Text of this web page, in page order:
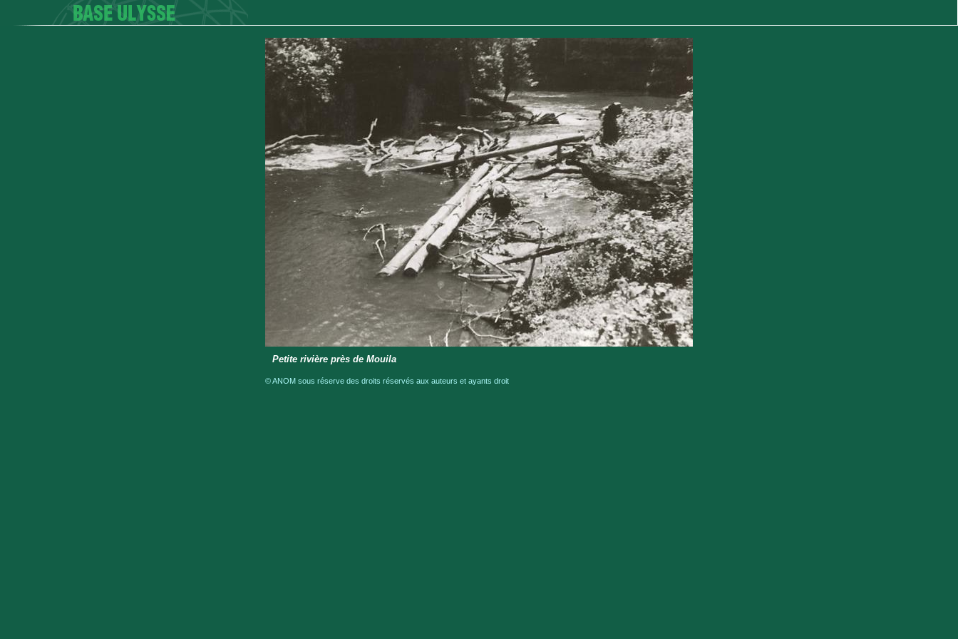
Petite rivière près de Mouila
© ANOM sous réserve des droits réservés aux auteurs et ayants droit